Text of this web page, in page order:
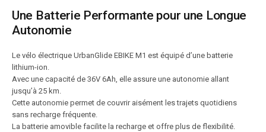
Une Batterie Performante pour une Longue
Autonomie
Le vélo électrique UrbanGlide EBIKE M1 est équipé d’une batterie
lithium-ion.
Avec une capacité de 36V 6Ah, elle assure une autonomie allant
jusqu’à 25 km.
Cette autonomie permet de couvrir aisément les trajets quotidiens
sans recharge fréquente.
La batterie amovible facilite la recharge et offre plus de flexibilité.